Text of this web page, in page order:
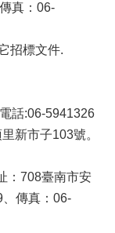
真：06-
招標文件.
話:06-5941326
新市子103號。
：708臺南市安
傳真：06-